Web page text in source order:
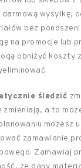
wysyłkę,
bez
na promocje lub
obniżyć koszty
śledzić
a to
możesz
zamawianie
Zamawiaj